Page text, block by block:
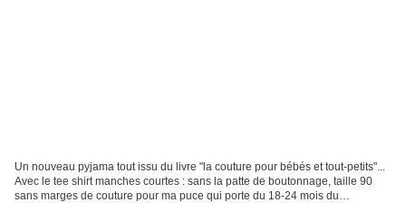
Un nouveau pyjama tout issu du livre "la couture pour bébés et tout-petits"...
Avec le tee shirt manches courtes : sans la patte de boutonnage, taille 90
sans marges de couture pour ma puce qui porte du 18-24 mois du